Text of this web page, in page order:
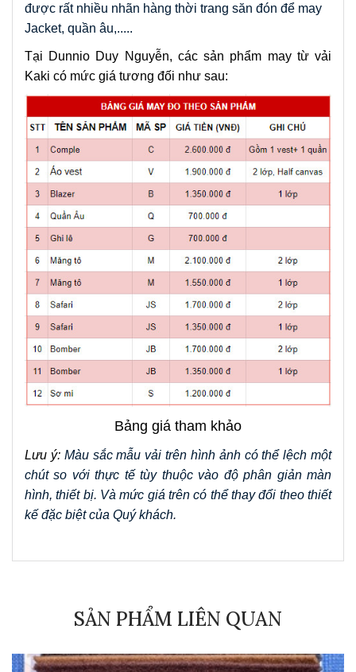
được rất nhiều nhãn hàng thời trang săn đón để may
Jacket, quần âu,.....
Tại Dunnio Duy Nguyễn, các sản phẩm may từ vải
Kaki có mức giá tương đối như sau:
Bảng giá tham khảo
Lưu ý: Màu sắc mẫu vải trên hình ảnh có thể lệch một
chút so với thực tế tùy thuộc vào độ phân giản màn
hình, thiết bị. Và mức giá trên có thể thay đổi theo thiết
kế đặc biệt của Quý khách.
SẢN PHẨM LIÊN QUAN